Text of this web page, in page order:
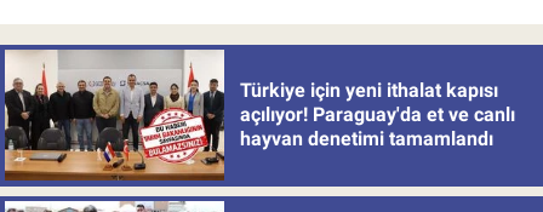
Türkiye için yeni ithalat kapısı
açılıyor! Paraguay'da et ve canlı
hayvan denetimi tamamlandı